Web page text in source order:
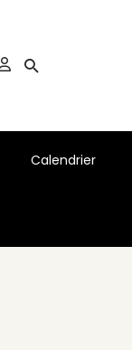
Calendrier